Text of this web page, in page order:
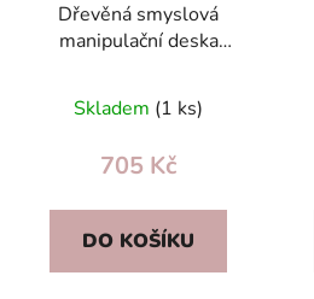
Dřevěná smyslová
manipulační deska
hračka pro rozvoj
motoriky
Skladem (1 ks)
705 Kč
DO KOŠÍKU